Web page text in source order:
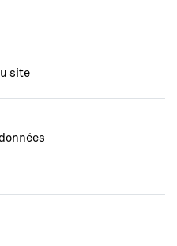
site